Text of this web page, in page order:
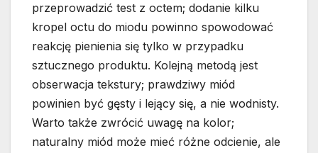
przeprowadzić test z octem; dodanie kilku
kropel octu do miodu powinno spowodować
reakcję pienienia się tylko w przypadku
sztucznego produktu. Kolejną metodą jest
obserwacja tekstury; prawdziwy miód
powinien być gęsty i lejący się, a nie wodnisty.
Warto także zwrócić uwagę na kolor;
naturalny miód może mieć różne odcienie, ale